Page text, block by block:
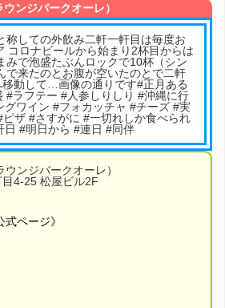
ンジバークオーレ）
しての外飲み二軒一軒目は毎度お
コロナビールから始まり2杯目からは
みで泡盛たぶんロックで10杯（シン
で来たのとお腹が空いたのとで二軒
動して…画像の通りです#正月ある
#ラフテー #人参しりしり #沖縄に行
グワイン #フォカッチャ #チーズ #実
ザ #さすがに #一切れしか食べられ
日 #明日から #連日 #同伴
ンジバークオーレ）
4-25 松屋ビル2F
ページ》